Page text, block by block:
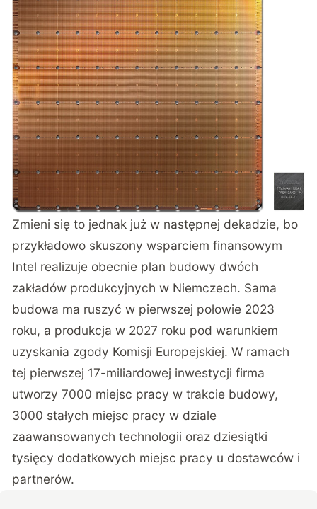
Zmieni się to jednak już w następnej dekadzie, bo
przykładowo skuszony wsparciem finansowym
Intel realizuje obecnie plan budowy dwóch
zakładów produkcyjnych w Niemczech. Sama
budowa ma ruszyć w pierwszej połowie 2023
roku, a produkcja w 2027 roku pod warunkiem
uzyskania zgody Komisji Europejskiej. W ramach
tej pierwszej 17-miliardowej inwestycji firma
utworzy 7000 miejsc pracy w trakcie budowy,
3000 stałych miejsc pracy w dziale
zaawansowanych technologii oraz dziesiątki
tysięcy dodatkowych miejsc pracy u dostawców i
partnerów.